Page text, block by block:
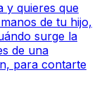
y quieres que
de tu hijo,
surge la
de una
para contarte